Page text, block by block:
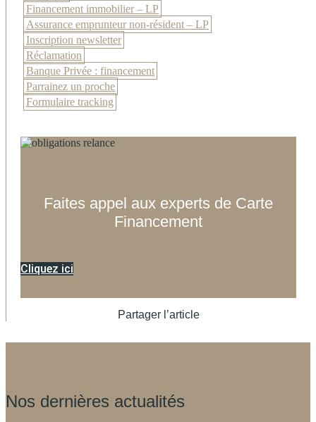
Financement immobilier – LP
Assurance emprunteur non-résident – LP
Inscription newsletter
Réclamation
Banque Privée : financement
Parrainez un proche
Formulaire tracking
Faites appel aux experts de Carte
Financement
Cliquez ici
Partager l’article
Nos dernières actualités